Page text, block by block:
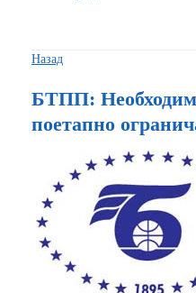
Назад
БТПП:
поетапно